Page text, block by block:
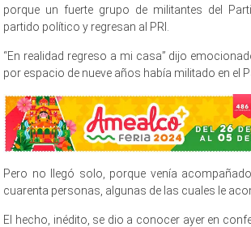
porque un fuerte grupo de militantes del
partido político y regresan al PRI.
“En realidad regreso a mi casa” dijo
por espacio de nueve años había militado en el
Pero no llegó solo, porque venía
cuarenta personas, algunas de las cuales le
El hecho, inédito, se dio a conocer ayer en